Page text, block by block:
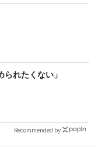
れたくない」
Recommended by